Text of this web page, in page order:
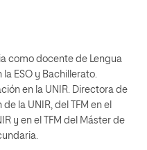
como docente de Lengua
ESO y Bachillerato.
en la UNIR. Directora de
la UNIR, del TFM en el
y en el TFM del Máster de